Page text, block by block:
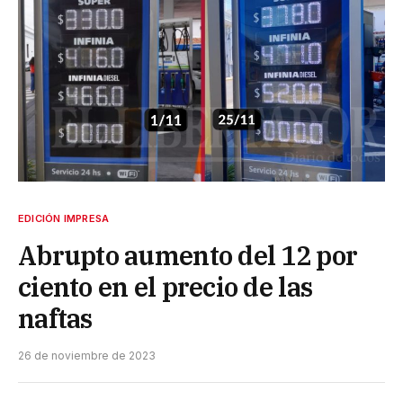
EDICIÓN IMPRESA
Abrupto aumento del 12 por
ciento en el precio de las
naftas
26 de noviembre de 2023